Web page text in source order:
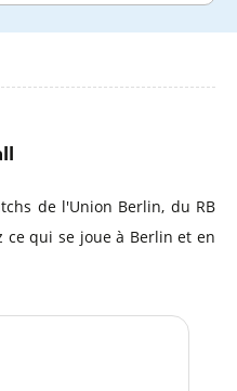
de l'Union Berlin, du RB
ce qui se joue à Berlin et en